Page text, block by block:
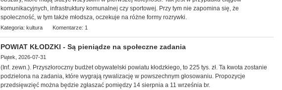
komunikacyjnych, infrastruktury komunalnej czy sportowej. Przy tym nie zapomina się, że
społeczność, w tym także młodsza, oczekuje na różne formy rozrywki.
Kategoria: kultura Komentarze: 1
POWIAT KŁODZKI - Są pieniądze na społeczne zadania
Piątek, 2026-07-31
(Inf. zewn.). Przyszłoroczny budżet obywatelski powiatu kłodzkiego, to 225 tys. zł. Ta kwota zostanie
podzielona na zadania, które wygrają rywalizację w powszechnym głosowaniu. Propozycje
przedsięwzięć można będzie zgłaszać pomiędzy 14 sierpnia a 11 września br.